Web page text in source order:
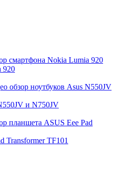
920
и N750JV
Transformer TF101